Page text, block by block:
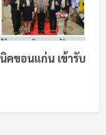
คขอนแก่น เข้ารับ